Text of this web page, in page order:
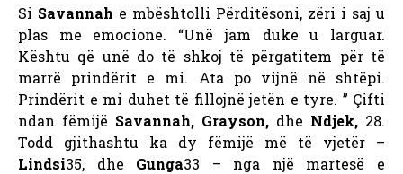
Si Savannah e mbështolli Përditësoni, zëri i saj u
plas me emocione. “Unë jam duke u larguar.
Kështu që unë do të shkoj të përgatitem për të
marrë prindërit e mi. Ata po vijnë në shtëpi.
Prindërit e mi duhet të fillojnë jetën e tyre. ” Çifti
ndan fëmijë Savannah, Grayson, dhe Ndjek, 28.
Todd gjithashtu ka dy fëmijë më të vjetër –
Lindsi35, dhe Gunga33 – nga një martesë e